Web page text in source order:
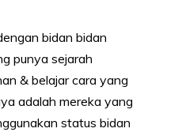
bidan bidan
punya sejarah
& belajar cara yang
adalah mereka yang
status bidan